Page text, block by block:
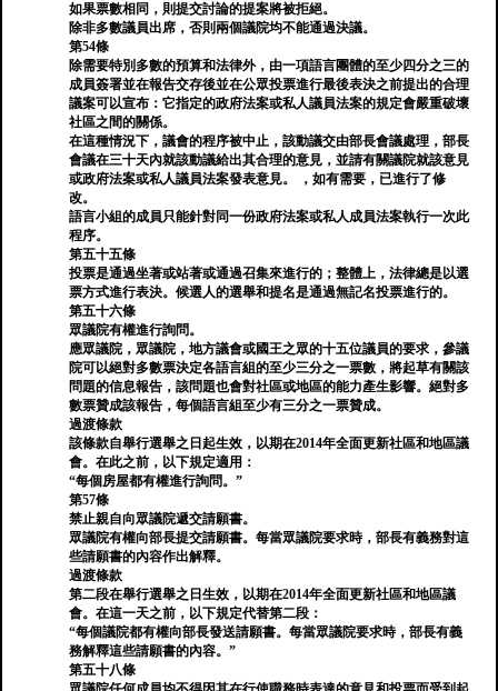
如果票數相同，則提交討論的提案將被拒絕。
除非多數議員出席，否則兩個議院均不能通過決議。
第54條
除需要特別多數的預算和法律外，由一項語言團體的至少四分之三的
成員簽署並在報告交存後並在公眾投票進行最後表決之前提出的合理
議案可以宣布：它指定的政府法案或私人議員法案的規定會嚴重破壞
社區之間的關係。
在這種情況下，議會的程序被中止，該動議交由部長會議處理，部長
會議在三十天內就該動議給出其合理的意見，並請有關議院就該意見
或政府法案或私人議員法案發表意見。 ，如有需要，已進行了修
改。
語言小組的成員只能針對同一份政府法案或私人成員法案執行一次此
程序。
第五十五條
投票是通過坐著或站著或通過召集來進行的；整體上，法律總是以選
票方式進行表決。候選人的選舉和提名是通過無記名投票進行的。
第五十六條
眾議院有權進行詢問。
應眾議院，眾議院，地方議會或國王之眾的十五位議員的要求，參議
院可以絕對多數票決定各語言組的至少三分之一票數，將起草有關該
問題的信息報告，該問題也會對社區或地區的能力產生影響。絕對多
數票贊成該報告，每個語言組至少有三分之一票贊成。
過渡條款
該條款自舉行選舉之日起生效，以期在2014年全面更新社區和地區議
會。在此之前，以下規定適用：
“每個房屋都有權進行詢問。”
第57條
禁止親自向眾議院遞交請願書。
眾議院有權向部長提交請願書。每當眾議院要求時，部長有義務對這
些請願書的內容作出解釋。
過渡條款
第二段在舉行選舉之日生效，以期在2014年全面更新社區和地區議
會。在這一天之前，以下規定代替第二段：
“每個議院都有權向部長發送請願書。每當眾議院要求時，部長有義
務解釋這些請願書的內容。”
第五十八條